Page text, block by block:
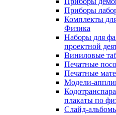
Приборы
Комплекты
Физика
Наборы для
проектной
Виниловые
Печатные
Печатные
Модели-
плакаты по
Слайд-